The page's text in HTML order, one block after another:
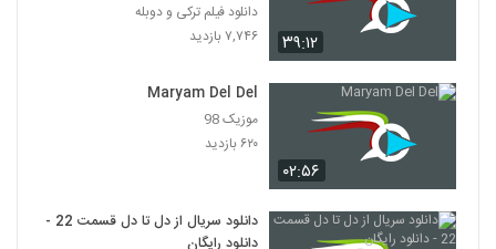
۳۹:۱۲
دانلود فیلم ترکی و دوبله
۷,۷۴۶ بازدید
۰۲:۵۶
Maryam Del Del
موزیک 98
۶۲۰ بازدید
دانلود سریال از دل تا دل قسمت 22 -
دانلود رایگان